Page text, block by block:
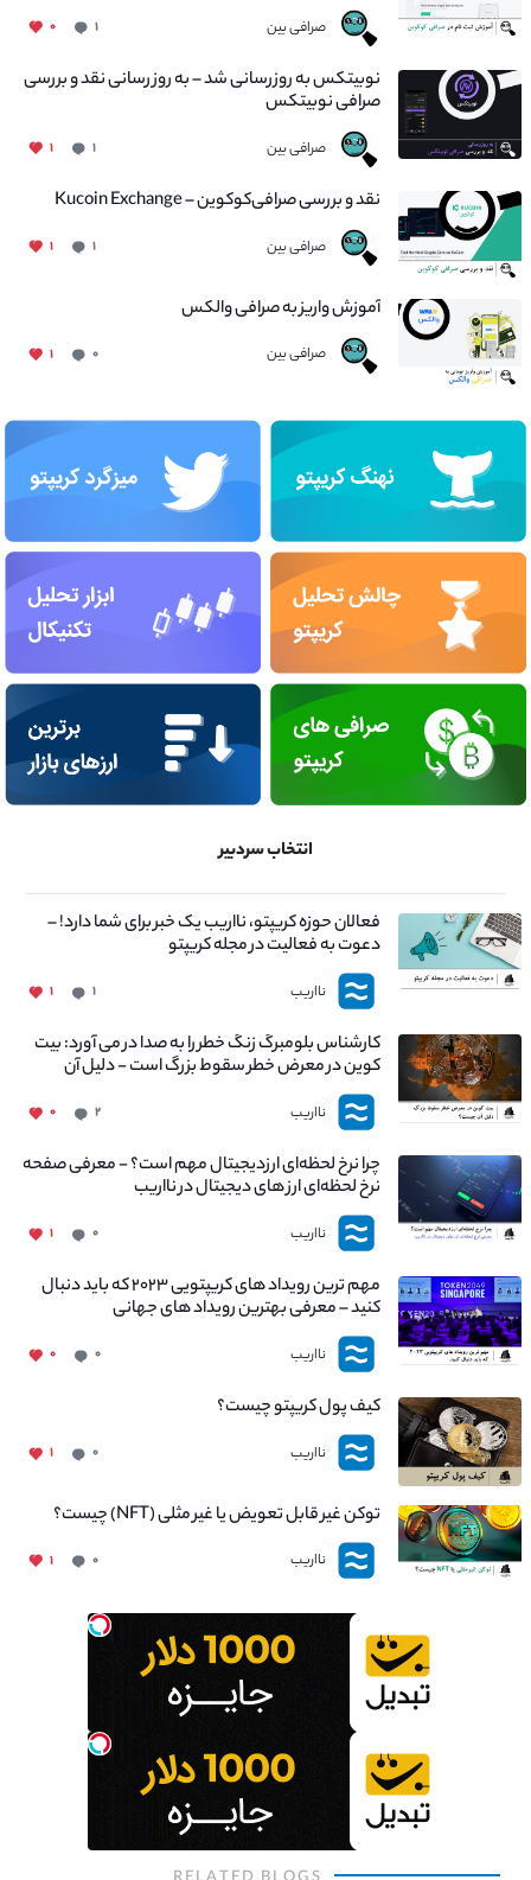
صرافی بین ۱ ۰
نوبیتکس به روزرسانی شد – به روز رسانی نقد و بررسی
صرافی نوبیتکس
صرافی بین ۱ ۱
نقد و بررسی صرافی‌کوکوین – Kucoin Exchange
صرافی بین ۱ ۱
آموزش واریز به صرافی والکس
صرافی بین ۰ ۱
انتخاب سردبیر
فعالان حوزه کریپتو، نااریب یک خبر برای شما دارد! –
دعوت به فعالیت در مجله کریپتو
نااریب ۱ ۱
کارشناس بلومبرگ زنگ خطر را به صدا در می آورد: بیت
کوین در معرض خطر سقوط بزرگ است - دلیل آن
چیست؟
نااریب ۲ ۰
چرا نرخ لحظه‌ای ارزدیجیتال مهم است؟ - معرفی صفحه
نرخ لحظه‌ای ارز های دیجیتال در نااریب
نااریب ۰ ۱
مهم ترین رویداد های کریپتویی ۲۰۲۳ که باید دنبال
کنید – معرفی بهترین رویداد های جهانی
نااریب ۰ ۰
کیف پول کریپتو چیست؟
نااریب ۰ ۱
توکن غیر قابل تعویض یا غیر مثلی (NFT) چیست؟
نااریب ۰ ۱